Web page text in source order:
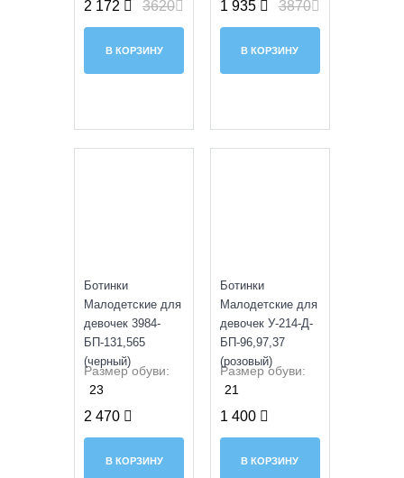
2 172 3620
В КОРЗИНУ
1 935 3870
В КОРЗИНУ
Ботинки
Малодетские для
девочек 3984-
БП-131,565
(черный)
Размер обуви:
23
2 470
В КОРЗИНУ
Ботинки
Малодетские для
девочек У-214-Д-
БП-96,97,37
(розовый)
Размер обуви:
21
1 400
В КОРЗИНУ